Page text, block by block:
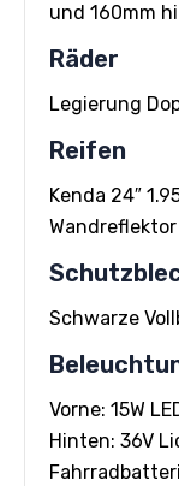
und 160mm
Räder
Legierung
Reifen
Kenda 24″
Wandreflektor
Schwarze
Vorne: 15W
Hinten: 36V